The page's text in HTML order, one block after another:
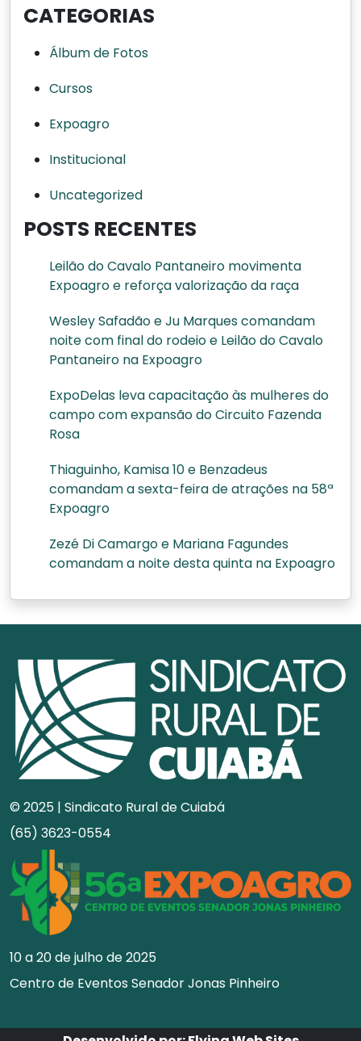
CATEGORIAS
Álbum de Fotos
Cursos
Expoagro
Institucional
Uncategorized
POSTS RECENTES
Leilão do Cavalo Pantaneiro movimenta
Expoagro e reforça valorização da raça
Wesley Safadão e Ju Marques comandam
noite com final do rodeio e Leilão do Cavalo
Pantaneiro na Expoagro
ExpoDelas leva capacitação às mulheres do
campo com expansão do Circuito Fazenda
Rosa
Thiaguinho, Kamisa 10 e Benzadeus
comandam a sexta-feira de atrações na 58ª
Expoagro
Zezé Di Camargo e Mariana Fagundes
comandam a noite desta quinta na Expoagro
© 2025 | Sindicato Rural de Cuiabá
(65) 3623-0554
10 a 20 de julho de 2025
Centro de Eventos Senador Jonas Pinheiro